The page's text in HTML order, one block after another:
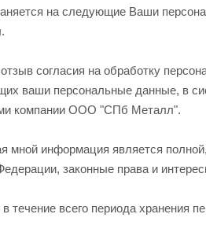
на следующие Ваши
согласия на обработку
ваши персональные данные, в
компании ООО "СПб Металл".
мной информация является
законные права и
течение всего периода хранения